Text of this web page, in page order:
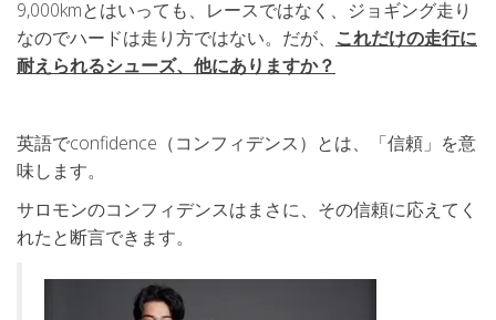
9,000kmとはいっても、レースではなく、ジョギング走り
なのでハードは走り方ではない。だが、 これだけの走行に
耐えられるシューズ、他にありますか？
英語でconfidence（コンフィデンス）とは、「信頼」を意
味します。
サロモンのコンフィデンスはまさに、その信頼に応えてく
れたと断言できます。